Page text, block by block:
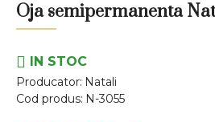
Oja semipermanenta
IN STOC
Producator: Natali
Cod produs: N-3055